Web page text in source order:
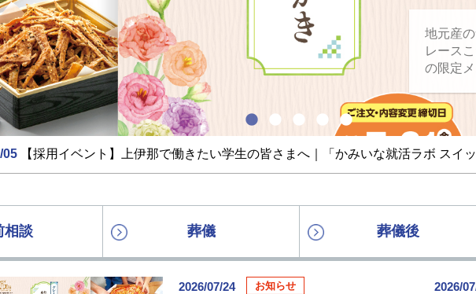
地元産
レース
の限定メ
05 【採用イベント】上伊那で働きたい学生の皆さまへ｜「かみいな就活ラボ スイ
相談 葬儀 葬儀後
2026/07/24 お知らせ 2026/